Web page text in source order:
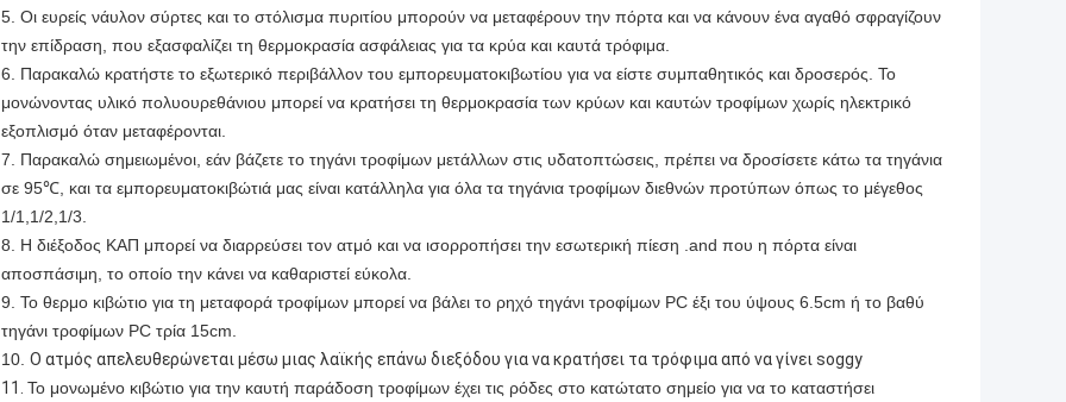
5. Οι ευρείς νάυλον σύρτες και το στόλισμα πυριτίου μπορούν να μεταφέρουν την πόρτα και να κάνουν ένα αγαθό σφραγίζουν
την επίδραση, που εξασφαλίζει τη θερμοκρασία ασφάλειας για τα κρύα και καυτά τρόφιμα.
6. Παρακαλώ κρατήστε το εξωτερικό περιβάλλον του εμπορευματοκιβωτίου για να είστε συμπαθητικός και δροσερός. Το
μονώνοντας υλικό πολυουρεθάνιου μπορεί να κρατήσει τη θερμοκρασία των κρύων και καυτών τροφίμων χωρίς ηλεκτρικό
εξοπλισμό όταν μεταφέρονται.
7. Παρακαλώ σημειωμένοι, εάν βάζετε το τηγάνι τροφίμων μετάλλων στις υδατοπτώσεις, πρέπει να δροσίσετε κάτω τα τηγάνια
σε 95℃, και τα εμπορευματοκιβώτιά μας είναι κατάλληλα για όλα τα τηγάνια τροφίμων διεθνών προτύπων όπως το μέγεθος
1/1,1/2,1/3.
8. Η διέξοδος ΚΑΠ μπορεί να διαρρεύσει τον ατμό και να ισορροπήσει την εσωτερική πίεση .and που η πόρτα είναι
αποσπάσιμη, το οποίο την κάνει να καθαριστεί εύκολα.
9. Το θερμο κιβώτιο για τη μεταφορά τροφίμων μπορεί να βάλει το ρηχό τηγάνι τροφίμων PC έξι του ύψους 6.5cm ή το βαθύ
τηγάνι τροφίμων PC τρία 15cm.
10. Ο ατμός απελευθερώνεται μέσω μιας λαϊκής επάνω διεξόδου για να κρατήσει τα τρόφιμα από να γίνει soggy
11. Το μονωμένο κιβώτιο για την καυτή παράδοση τροφίμων έχει τις ρόδες στο κατώτατο σημείο για να το καταστήσει